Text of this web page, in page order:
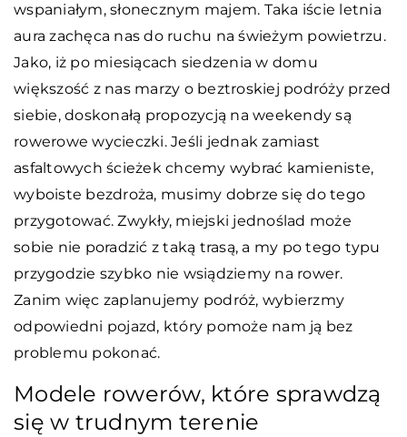
wspaniałym, słonecznym majem. Taka iście letnia
aura zachęca nas do ruchu na świeżym powietrzu.
Jako, iż po miesiącach siedzenia w domu
większość z nas marzy o beztroskiej podróży przed
siebie, doskonałą propozycją na weekendy są
rowerowe wycieczki. Jeśli jednak zamiast
asfaltowych ścieżek chcemy wybrać kamieniste,
wyboiste bezdroża, musimy dobrze się do tego
przygotować. Zwykły, miejski jednoślad może
sobie nie poradzić z taką trasą, a my po tego typu
przygodzie szybko nie wsiądziemy na rower.
Zanim więc zaplanujemy podróż, wybierzmy
odpowiedni pojazd, który pomoże nam ją bez
problemu pokonać.
Modele rowerów, które sprawdzą
się w trudnym terenie